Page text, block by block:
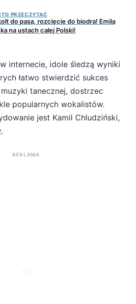
PRZECZYTAĆ
do pasa, rozcięcie do biodra! Emila
na ustach całej Polski!
internecie, idole śledzą wyniki
łatwo stwierdzić sukces
tanecznej, dostrzec
popularnych wokalistów.
jest Kamil Chludziński,
.
REKLAMA